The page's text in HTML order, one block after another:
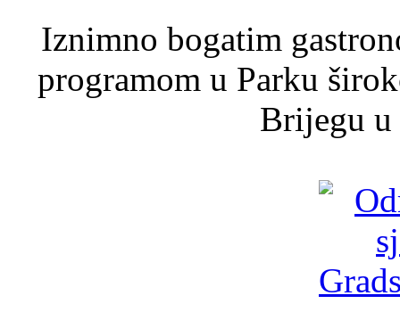
Iznimno bogatim
programom u Parku
Brijegu u